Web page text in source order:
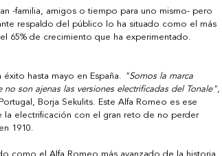
-familia, amigos o tiempo para uno mismo- pero
respaldo del público lo ha situado como el más
65% de crecimiento que ha experimentado.
hasta mayo en España.
"Somos la marca
son ajenas las versiones electrificadas del Tonale",
Borja Sekulits. Este Alfa Romeo es ese
la electrificación con el gran reto de no perder
1910.